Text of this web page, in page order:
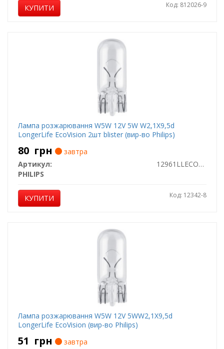
КУПИТИ Код: 812026-9
Лампа розжарювання W5W 12V 5W W2,1X9,5d
LongerLife EcoVision 2шт blister (вир-во Philips)
80 грн
завтра
Артикул:
12961LLECOB2
PHILIPS
КУПИТИ Код: 12342-8
Лампа розжарювання W5W 12V 5WW2,1X9,5d
LongerLife EcoVision (вир-во Philips)
51 грн завтра